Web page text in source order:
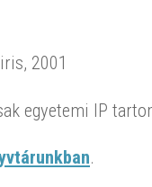
2001
egyetemi IP
.